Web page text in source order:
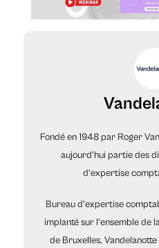
Fondé en 1948 par Roger
aujourd'hui partie des
d'expertise
Bureau d'expertise
implanté sur l'ensemble de
de Bruxelles,